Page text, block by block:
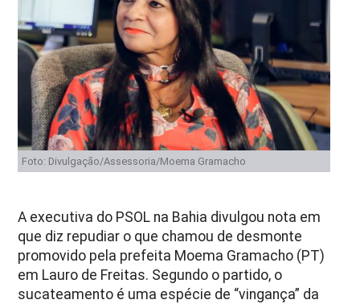
Foto: Divulgação/Assessoria/Moema Gramacho
A executiva do PSOL na Bahia divulgou nota em
que diz repudiar o que chamou de desmonte
promovido pela prefeita Moema Gramacho (PT)
em Lauro de Freitas. Segundo o partido, o
sucateamento é uma espécie de “vingança” da